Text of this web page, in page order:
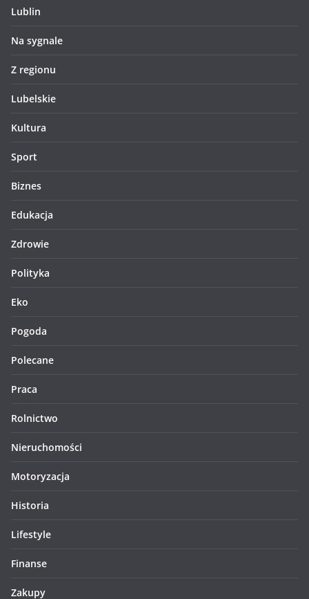
Lublin
Na sygnale
Z regionu
Lubelskie
Kultura
Sport
Biznes
Edukacja
Zdrowie
Polityka
Eko
Pogoda
Polecane
Praca
Rolnictwo
Nieruchomości
Motoryzacja
Historia
Lifestyle
Finanse
Zakupy